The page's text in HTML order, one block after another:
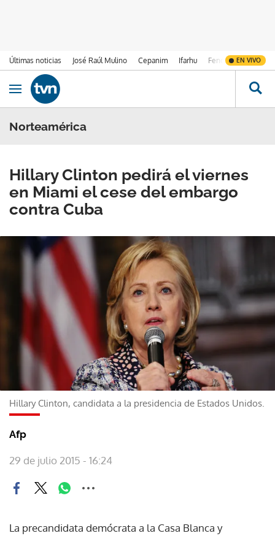
Últimas noticias José Raúl Mulino Cepanim Ifarhu Fenómeno de El
EN VIVO
Ir al contenido
Obrir navegació
Norteamérica
Hillary Clinton pedirá el viernes
en Miami el cese del embargo
contra Cuba
Hillary Clinton, candidata a la presidencia de Estados Unidos.
Afp
29 de julio 2015 - 16:24
La precandidata demócrata a la Casa Blanca y